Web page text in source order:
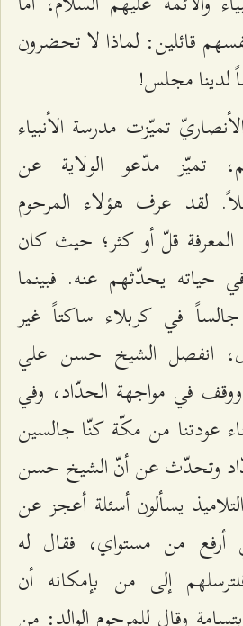
قائلين: لماذا لا تحضرون
لدينا مجلس!
تميّزت مدرسة الأنبياء
تميّز مدّعو الولاية عن
لقد عرف هؤلاء المرحوم
قلّ أو كثر؛ حيث كان
حياته يحدّثهم عنه. فبينما
جالساً في كربلاء ساكتاً غير
انفصل الشيخ حسن علي
في مواجهة الحدّاد، وفي
عودتنا من مكّة كنّا جالسين
وتحدّث عن أنّ الشيخ حسن
يسألون أسئلة أعجز عن
أرفع من مستواي، فقال له
إلى من بإمكانه أن
وقال للمرحوم الوالد: من